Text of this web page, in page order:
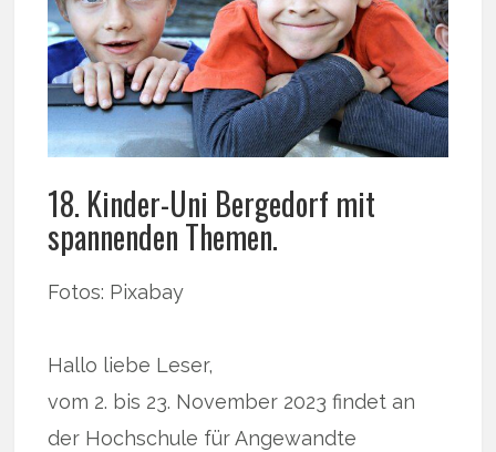
18. Kinder-Uni Bergedorf mit
spannenden Themen.
Fotos: Pixabay
Hallo liebe Leser,
vom 2. bis 23. November 2023 findet an
der Hochschule für Angewandte